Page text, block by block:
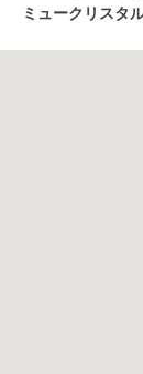
ミュークリスタ